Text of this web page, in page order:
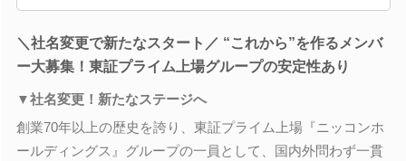
＼社名変更で新たなスタート／ “これから”を作るメンバ
ー大募集！東証プライム上場グループの安定性あり
▼社名変更！新たなステージへ
創業70年以上の歴史を誇り、東証プライム上場『ニッコンホ
ールディングス』グループの一員として、国内外問わず一貫